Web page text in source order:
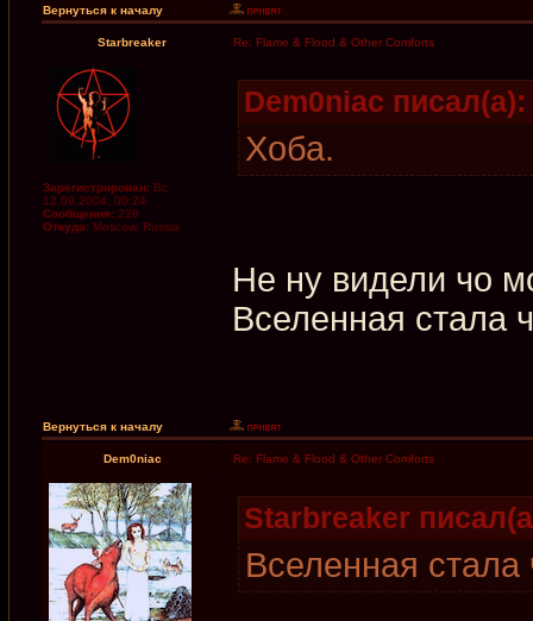
Вернуться к началу
Starbreaker Re: Flame & Flood & Other Comforts
Зарегистрирован: Вс
12.09.2004, 00:24
Сообщения: 228
Откуда: Moscow, Russia
Dem0niac писал(а):
Хоба.
Не ну видели чо
Вселенная стала
Вернуться к началу
Dem0niac Re: Flame & Flood & Other Comforts
Starbreaker
Вселенная стала